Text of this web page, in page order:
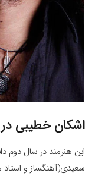
اشکان خطیبی
این هنرمند در سال دوم
سعیدی(آهنگساز و